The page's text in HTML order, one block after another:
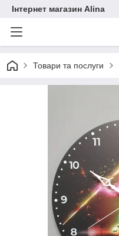
Інтернет магазин Alina
Товари та послуги